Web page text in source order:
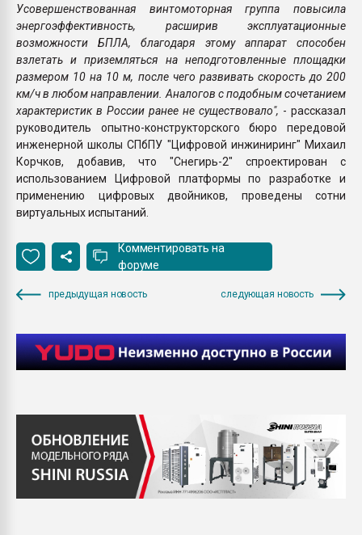
Усовершенствованная винтомоторная группа повысила
энергоэффективность, расширив эксплуатационные
возможности БПЛА, благодаря этому аппарат способен
взлетать и приземляться на неподготовленные площадки
размером 10 на 10 м, после чего развивать скорость до 200
км/ч в любом направлении. Аналогов с подобным сочетанием
характеристик в России ранее не существовало", - рассказал
руководитель опытно-конструкторского бюро передовой
инженерной школы СПбПУ "Цифровой инжиниринг" Михаил
Корчков, добавив, что "Снегирь-2" спроектирован с
использованием Цифровой платформы по разработке и
применению цифровых двойников, проведены сотни
виртуальных испытаний.
Комментировать на
форуме
предыдущая новость следующая новость